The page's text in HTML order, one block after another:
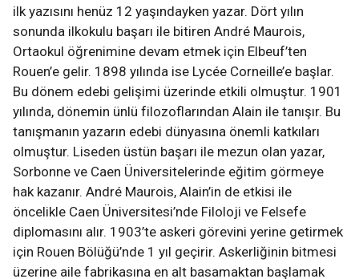
ilk yazısını henüz 12 yaşındayken yazar. Dört yılın
sonunda ilkokulu başarı ile bitiren André Maurois,
Ortaokul öğrenimine devam etmek için Elbeuf’ten
Rouen’e gelir. 1898 yılında ise Lycée Corneille’e başlar.
Bu dönem edebi gelişimi üzerinde etkili olmuştur. 1901
yılında, dönemin ünlü filozoflarından Alain ile tanışır. Bu
tanışmanın yazarın edebi dünyasına önemli katkıları
olmuştur. Liseden üstün başarı ile mezun olan yazar,
Sorbonne ve Caen Üniversitelerinde eğitim görmeye
hak kazanır. André Maurois, Alain’in de etkisi ile
öncelikle Caen Üniversitesi’nde Filoloji ve Felsefe
diplomasını alır. 1903’te askeri görevini yerine getirmek
için Rouen Bölüğü’nde 1 yıl geçirir. Askerliğinin bitmesi
üzerine aile fabrikasına en alt basamaktan başlamak